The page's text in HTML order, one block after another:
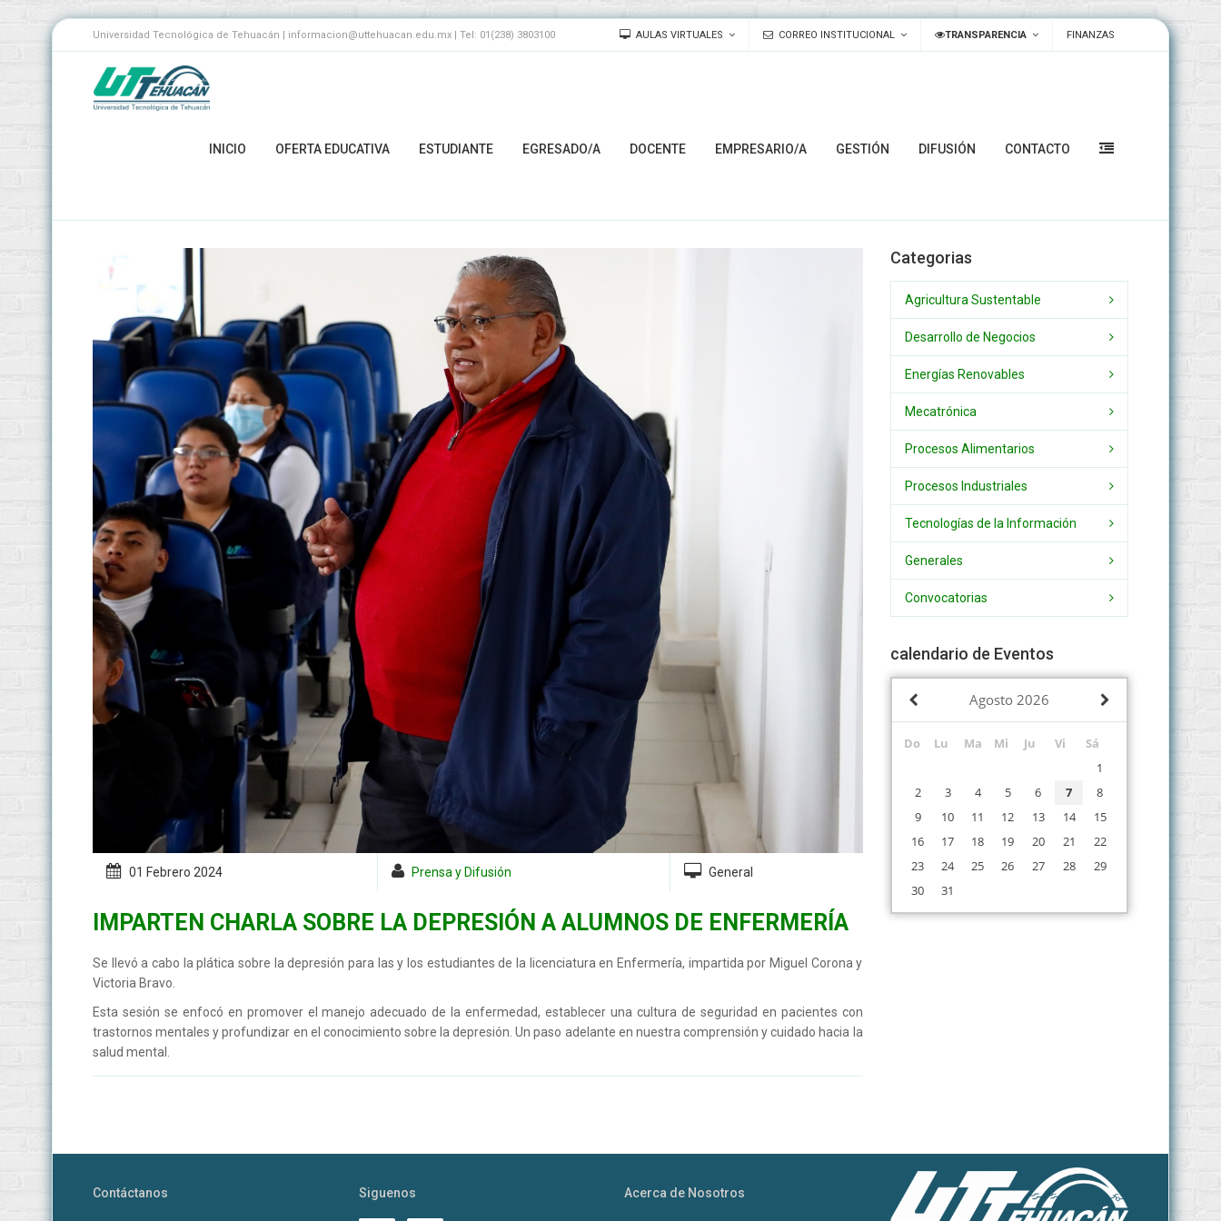
Universidad Tecnológica de Tehuacán | informacion@uttehuacan.edu.mx | Tel: 01(238) 3803100 AULAS VIRTUALES CORREO INSTITUCIONAL TRANSPARENCIA FINANZAS
INICIO OFERTA EDUCATIVA ESTUDIANTE EGRESADO/A DOCENTE EMPRESARIO/A GESTIÓN DIFUSIÓN CONTACTO
01 Febrero 2024 Prensa y Difusión General
IMPARTEN CHARLA SOBRE LA DEPRESIÓN A ALUMNOS DE ENFERMERÍA
Se llevó a cabo la plática sobre la depresión para las y los estudiantes de la licenciatura en Enfermería, impartida por Miguel Corona y
Victoria Bravo.
Esta sesión se enfocó en promover el manejo adecuado de la enfermedad, establecer una cultura de seguridad en pacientes con
trastornos mentales y profundizar en el conocimiento sobre la depresión. Un paso adelante en nuestra comprensión y cuidado hacia la
salud mental.
Categorias
Agricultura Sustentable
Desarrollo de Negocios
Energías Renovables
Mecatrónica
Procesos Alimentarios
Procesos Industriales
Tecnologías de la Información
Generales
Convocatorias
calendario de Eventos
Agosto 2026
Do Lu Ma Mi Ju Vi
Sá
1
2
3 4 5 6 7
8
9
10 11 12 13 14
15
16
17 18 19 20 21
22
23
24 25 26 27 28
29
30
31
Contáctanos Siguenos Acerca de Nosotros